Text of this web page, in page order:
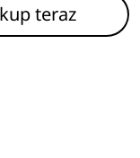
kup teraz